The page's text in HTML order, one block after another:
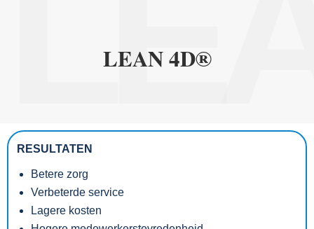
LEAN 4D®
RESULTATEN
Betere zorg
Verbeterde service
Lagere kosten